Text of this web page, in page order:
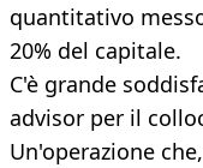
quantitativo
20% del capitale.
C'è grande
advisor per il
Un'operazione